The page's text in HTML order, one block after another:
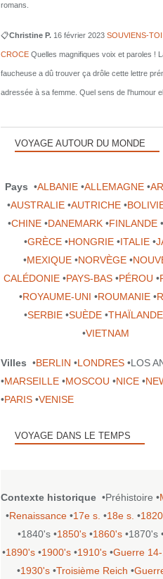
romans.
📋Christine P. 16 février 2023 SOUVIENS-
CROCE Quelles magnifiques voix et paroles !
faucheuse a dû trouver ça drôle cette lettre
adressée à sa femme. Quel sens de l'humour
VOYAGE AUTOUR DU MONDE
Pays •ALBANIE•ALLEMAGNE•
•AUSTRALIE•AUTRICHE•
•CHINE •DANEMARK •FINLANDE •
•GRÈCE•HONGRIE•ITALIE•
•MEXIQUE •NORVÈGE •
CALÉDONIE •PAYS-BAS •PÉROU •
•ROYAUME-UNI •ROUMANIE •
•SERBIE•SUÈDE•THAÏLANDE
•VIETNAM
Villes •BERLIN •LONDRES •LOS
•MARSEILLE •MOSCOU •NICE •
•PARIS •VENISE
VOYAGE DANS LE TEMPS
Contexte historique •Préhistoire •
•Renaissance •17e s. •18e s. •
•1840's •1850's •1860's •1870's
•1890's •1900's •1910's •Guerre
•1930's •Troisième Reich •